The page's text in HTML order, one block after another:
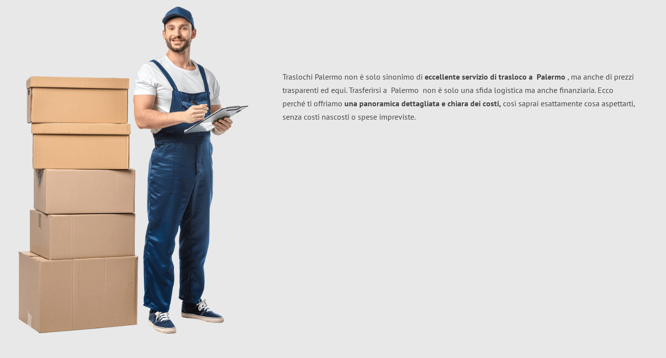
Traslochi Palermo non è solo sinonimo di eccellente servizio di trasloco a Palermo , ma anche di prezzi
trasparenti ed equi. Trasferirsi a Palermo non è solo una sfida logistica ma anche finanziaria. Ecco
perché ti offriamo una panoramica dettagliata e chiara dei costi, così saprai esattamente cosa aspettarti,
senza costi nascosti o spese impreviste.